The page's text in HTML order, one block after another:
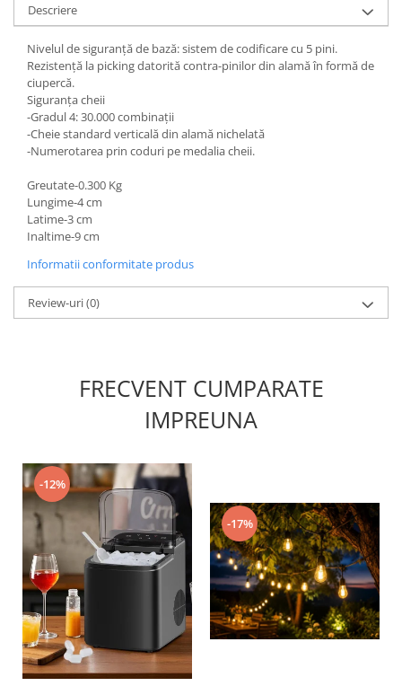
Descriere
Nivelul de siguranță de bază: sistem de codificare cu 5 pini.
Rezistență la picking datorită contra-pinilor din alamă în formă de
ciupercă.
Siguranța cheii
-Gradul 4: 30.000 combinaţii
-Cheie standard verticală din alamă nichelată
-Numerotarea prin coduri pe medalia cheii.
Greutate-0.300 Kg
Lungime-4 cm
Latime-3 cm
Inaltime-9 cm
Informatii conformitate produs
Review-uri(0)
FRECVENT CUMPARATE
IMPREUNA
-12%
-17%